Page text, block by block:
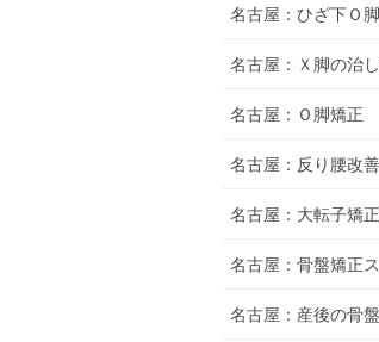
名古屋：ひざ下Ｏ
名古屋：Ｘ脚の治
名古屋：Ｏ脚矯正
名古屋：反り腰改
名古屋：大転子矯
名古屋：骨盤矯正
名古屋：産後の骨